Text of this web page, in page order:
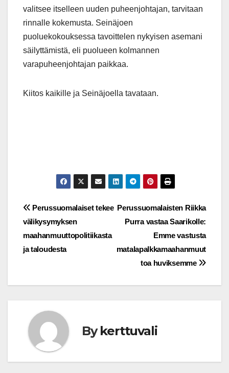
valitsee itselleen uuden puheenjohtajan, tarvitaan
rinnalle kokemusta. Seinäjoen
puoluekokouksessa tavoittelen nykyisen asemani
säilyttämistä, eli puolueen kolmannen
varapuheenjohtajan paikkaa.
Kiitos kaikille ja Seinäjoella tavataan.
Post
navigation
Perussuomalaisten Riikka
Purra vastaa Saarikolle:
Emme vastusta
matalapalkkamaahanmuut
toa huviksemme
Perussuomalaiset tekee
välikysymyksen
maahanmuuttopolitiikasta
ja taloudesta
Bykerttuvali